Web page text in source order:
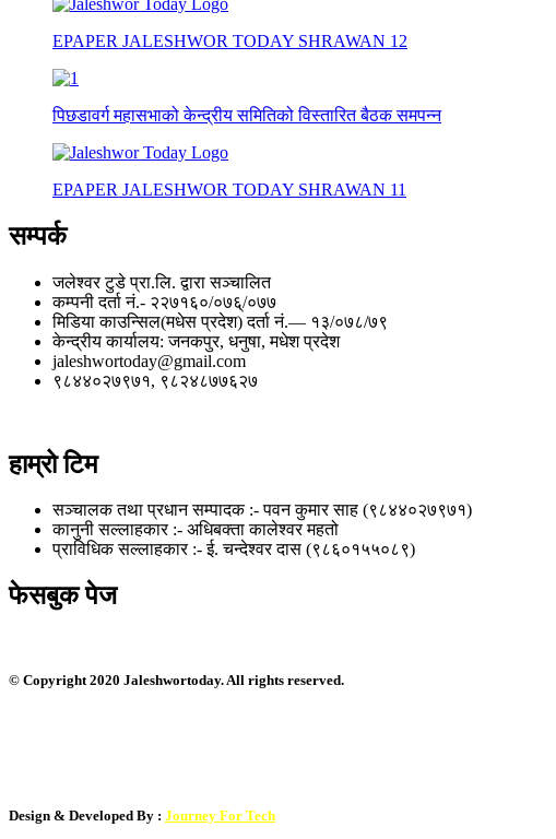
EPAPER JALESHWOR TODAY SHRAWAN 12
पिछडावर्ग महासभाको केन्द्रीय समितिको विस्तारित बैठक समपन्न
EPAPER JALESHWOR TODAY SHRAWAN 11
सम्पर्क
जलेश्वर टुडे प्रा.लि. द्वारा सञ्चालित
कम्पनी दर्ता नं.- २२७१६०/०७६्/०७७
मिडिया काउन्सिल(मधेस प्रदेश) दर्ता नं.— १३/०७८/७९
केन्द्रीय कार्यालय: जनकपुर, धनुषा, मधेश प्रदेश
jaleshwortoday@gmail.com
९८४४०२७९७१, ९८२४८७७६२७
हाम्रो टिम
सञ्चालक तथा प्रधान सम्पादक :- पवन कुमार साह (९८४४०२७९७१)
कानुनी सल्लाहकार :- अधिबक्ता कालेश्वर महतो
प्राविधिक सल्लाहकार :- ई. चन्देश्वर दास (९८६०१५५०८९)
फेसबुक पेज
© Copyright 2020 Jaleshwortoday. All rights reserved.
Design & Developed By : Journey For Tech